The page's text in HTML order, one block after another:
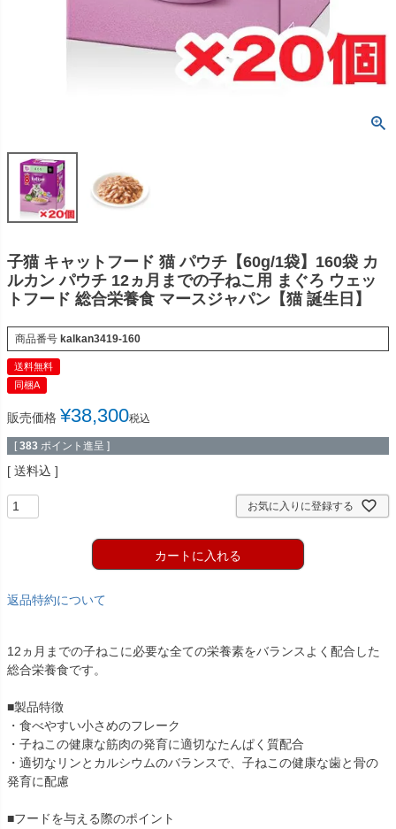
子猫 キャットフード 猫 パウチ【60g/1袋】160袋 カ
ルカン パウチ 12ヵ月までの子ねこ用 まぐろ ウェッ
トフード 総合栄養食 マースジャパン【猫 誕生日】
商品番号 kalkan3419-160
送料無料
同梱A
販売価格 ¥38,300税込
[ 383 ポイント進呈 ]
送料込
お気に入りに登録する
カートに入れる
返品特約について
12ヵ月までの子ねこに必要な全ての栄養素をバランスよく配合した
総合栄養食です。
■製品特徴
・食べやすい小さめのフレーク
・子ねこの健康な筋肉の発育に適切なたんぱく質配合
・適切なリンとカルシウムのバランスで、子ねこの健康な歯と骨の
発育に配慮
■フードを与える際のポイント